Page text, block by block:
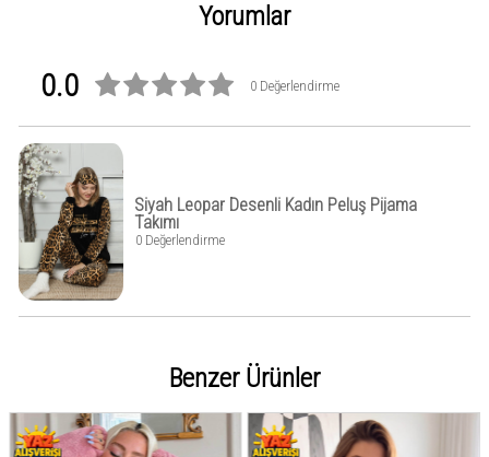
Yorumlar
0.0 0 Değerlendirme
Siyah Leopar Desenli Kadın Peluş Pijama
Takımı
0 Değerlendirme
Benzer Ürünler